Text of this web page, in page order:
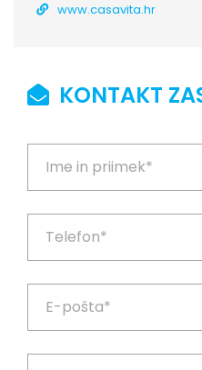
www.casavita.hr
KONTAKT